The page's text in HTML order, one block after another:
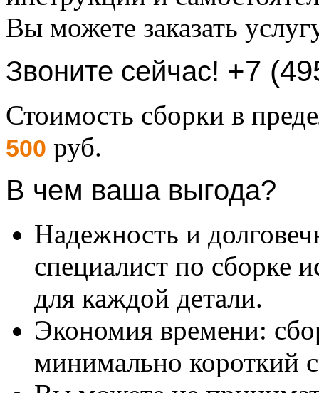
Вы можете заказать
Звоните сейчас! +7
Стоимость сборки в
500 руб.
В чем ваша выгода?
Надежность и
специалист по сборке
для каждой детали.
Экономия времени:
минимально короткий